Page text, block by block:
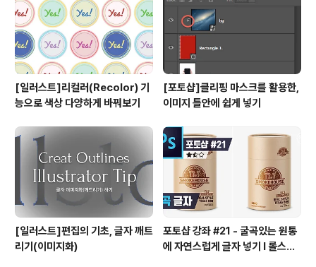
[일러스트]리컬러(Recolor) 기
능으로 색상 다양하게 바꿔보기
[포토샵]클리핑 마스크를 활용한,
이미지 틀안에 쉽게 넣기
[일러스트]편집의 기초, 글자 깨트
리기(이미지화)
포토샵 강좌 #21 - 굴곡있는 원통
에 자연스럽게 글자 넣기 I 롤스토